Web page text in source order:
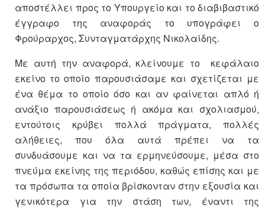
αποστέλλει προς το Υπουργείο και το διαβιβαστικό
έγγραφο της αναφοράς το υπογράφει ο
Φρούραρχος, Συνταγματάρχης Νικολαίδης.
Με αυτή την αναφορά, κλείνουμε το κεφάλαιο
εκείνο το οποίο παρουσιάσαμε και σχετίζεται με
ένα θέμα το οποίο όσο και αν φαίνεται απλό ή
ανάξιο παρουσιάσεως ή ακόμα και σχολιασμού,
εντούτοις κρύβει πολλά πράγματα, πολλές
αλήθειες, που όλα αυτά πρέπει να τα
συνδυάσουμε και να τα ερμηνεύσουμε, μέσα στο
πνεύμα εκείνης της περιόδου, καθώς επίσης και με
τα πρόσωπα τα οποία βρίσκονταν στην εξουσία και
γενικότερα για την στάση των, έναντι της